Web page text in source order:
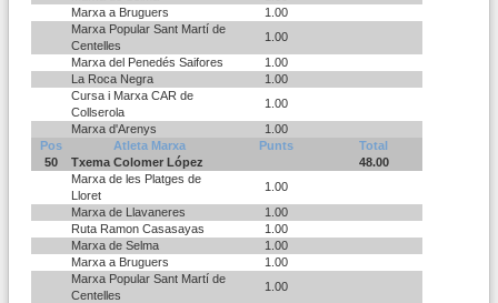
Marxa a Bruguers
1.00
Marxa Popular Sant Martí de
Centelles
1.00
Marxa del Penedés Saifores
1.00
La Roca Negra
1.00
Cursa i Marxa CAR de
Collserola
1.00
Marxa d'Arenys
1.00
Pos
Atleta Marxa Punts
Total
50
Txema Colomer López
48.00
Marxa de les Platges de
Lloret
1.00
Marxa de Llavaneres
1.00
Ruta Ramon Casasayas
1.00
Marxa de Selma
1.00
Marxa a Bruguers
1.00
Marxa Popular Sant Martí de
Centelles
1.00